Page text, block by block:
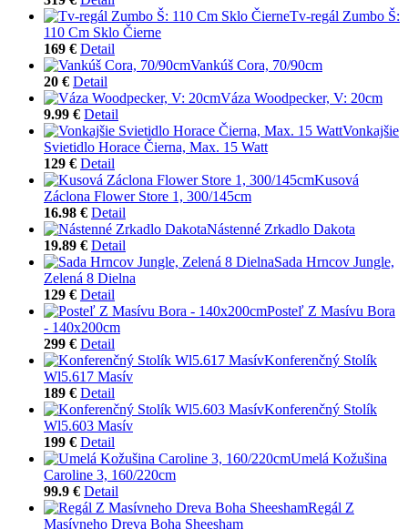
Tv-regál Zumbo Š:
110 Cm Sklo Čierne
169 € Detail
Vankúš Cora, 70/90cm
20 € Detail
Váza Woodpecker, V: 20cm
9.99 € Detail
Vonkajšie
Svietidlo Horace Čierna, Max. 15 Watt
129 € Detail
Kusová
Záclona Flower Store 1, 300/145cm
16.98 € Detail
Nástenné Zrkadlo Dakota
19.89 € Detail
Sada Hrncov Jungle,
Zelená 8 Dielna
129 € Detail
Posteľ Z Masívu Bora
- 140x200cm
299 € Detail
Konferenčný Stolík
Wl5.617 Masív
189 € Detail
Konferenčný Stolík
Wl5.603 Masív
199 € Detail
Umelá Kožušina
Caroline 3, 160/220cm
99.9 € Detail
Regál Z
Masívneho Dreva Boha Sheesham